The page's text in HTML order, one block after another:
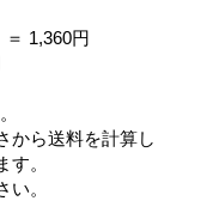
＝ 1,360円
から送料を計算し
す。
い。